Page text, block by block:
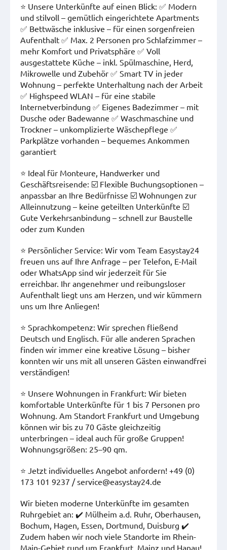
⭐ Unsere Unterkünfte auf einen Blick: ✅ Modern
und stilvoll – gemütlich eingerichtete Apartments
✅ Bettwäsche inklusive – für einen sorgenfreien
Aufenthalt ✅ Max. 2 Personen pro Schlafzimmer –
mehr Komfort und Privatsphäre ✅ Voll
ausgestattete Küche – inkl. Spülmaschine, Herd,
Mikrowelle und Zubehör ✅ Smart TV in jeder
Wohnung – perfekte Unterhaltung nach der Arbeit
✅ Highspeed WLAN – für eine stabile
Internetverbindung ✅ Eigenes Badezimmer – mit
Dusche oder Badewanne ✅ Waschmaschine und
Trockner – unkomplizierte Wäschepflege ✅
Parkplätze vorhanden – bequemes Ankommen
garantiert
⭐ Ideal für Monteure, Handwerker und
Geschäftsreisende: ☑️ Flexible Buchungsoptionen –
anpassbar an Ihre Bedürfnisse ☑️ Wohnungen zur
Alleinnutzung – keine geteilten Unterkünfte ☑️
Gute Verkehrsanbindung – schnell zur Baustelle
oder zum Kunden
⭐ Persönlicher Service: Wir vom Team Easystay24
freuen uns auf Ihre Anfrage – per Telefon, E-Mail
oder WhatsApp sind wir jederzeit für Sie
erreichbar. Ihr angenehmer und reibungsloser
Aufenthalt liegt uns am Herzen, und wir kümmern
uns um Ihre Anliegen!
⭐ Sprachkompetenz: Wir sprechen fließend
Deutsch und Englisch. Für alle anderen Sprachen
finden wir immer eine kreative Lösung – bisher
konnten wir uns mit all unseren Gästen einwandfrei
verständigen!
⭐ Unsere Wohnungen in Frankfurt: Wir bieten
komfortable Unterkünfte für 1 bis 7 Personen pro
Wohnung. Am Standort Frankfurt und Umgebung
können wir bis zu 70 Gäste gleichzeitig
unterbringen – ideal auch für große Gruppen!
Wohnungsgrößen: 25–90 qm.
⭐ Jetzt individuelles Angebot anfordern! +49 (0)
173 101 9237 / service@easystay24.de
Wir bieten moderne Unterkünfte im gesamten
Ruhrgebiet an: ✔️ Mülheim a.d. Ruhr, Oberhausen,
Bochum, Hagen, Essen, Dortmund, Duisburg ✔️
Zudem haben wir noch viele Standorte im Rhein-
Main-Gebiet rund um Frankfurt, Mainz und Hanau!